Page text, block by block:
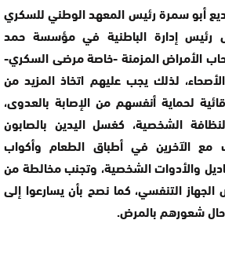
أبو سمرة رئيس المعهد الوطني للسكري
رئيس إدارة الباطنية في مؤسسة حمد
الأمراض المزمنة -خاصة مرضى السكري-
لذلك يجب عليهم اتخاذ المزيد من
لحماية أنفسهم من الإصابة بالعدوى،
الشخصية، كغسل اليدين بالصابون
مع الآخرين في أطباق الطعام وأكواب
والأدوات الشخصية، وتجنب مخالطة من
التنفسي، كما نصح بأن يسارعوا إلى
شعورهم بالمرض.